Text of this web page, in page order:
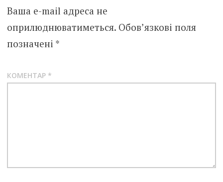
Ваша e-mail адреса не
оприлюднюватиметься. Обов’язкові поля
позначені *
КОМЕНТАР *